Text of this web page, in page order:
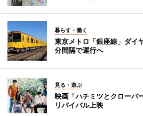
暮らす・働く
東京メトロ「銀座線」ダ
分間隔で運行へ
見る・遊ぶ
映画「ハチミツとクローバ
リバイバル上映